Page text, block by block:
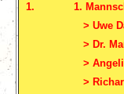
1.
1.
> Uwe
> Dr.
>
>